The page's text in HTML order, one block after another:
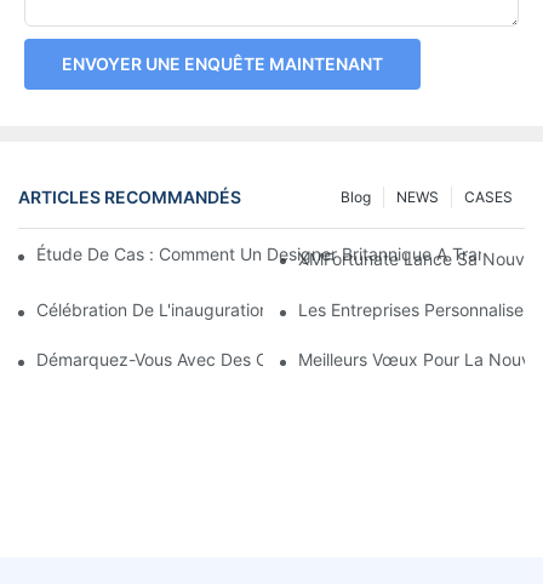
ENVOYER UNE ENQUÊTE MAINTENANT
ARTICLES RECOMMANDÉS CASES
NEWS
Blog
Étude De Cas : Comment Un Designer Britannique A
XMFortunate Lance Sa
Célébration De L'inauguration À L'occasion Du Nouvel An
Les Entreprises
Démarquez-Vous Avec Des Couvre-Chefs Personnalisés
Meilleurs Vœux Pour La